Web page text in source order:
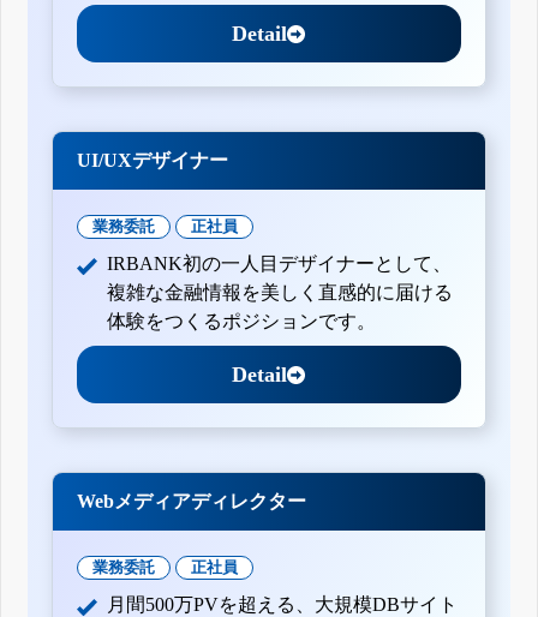
Detail
UI/UXデザイナー
業務委託 正社員
IRBANK初の一人目デザイナーとして、
複雑な金融情報を美しく直感的に届ける
体験をつくるポジションです。
Detail
Webメディアディレクター
業務委託 正社員
月間500万PVを超える、大規模DBサイト